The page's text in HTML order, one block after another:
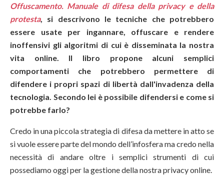
Offuscamento. Manuale di difesa della privacy e della
protesta, si descrivono le tecniche che potrebbero
essere usate per ingannare, offuscare e rendere
inoffensivi gli algoritmi di cui è disseminata la nostra
vita online. Il libro propone alcuni semplici
comportamenti che potrebbero permettere di
difendere i propri spazi di libertà dall'invadenza della
tecnologia. Secondo lei è possibile difendersi e come si
potrebbe farlo?
Credo in una piccola strategia di difesa da mettere in atto se
si vuole essere parte del mondo dell’infosfera ma credo nella
necessità di andare oltre i semplici strumenti di cui
possediamo oggi per la gestione della nostra privacy online.